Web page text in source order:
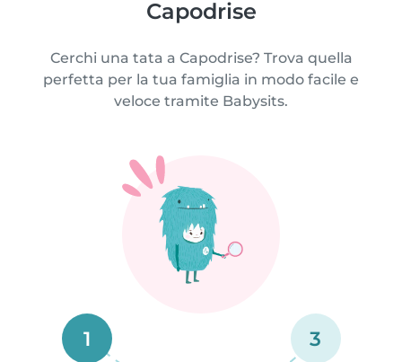
Capodrise
Cerchi una tata a Capodrise? Trova quella
perfetta per la tua famiglia in modo facile e
veloce tramite Babysits.
1 3